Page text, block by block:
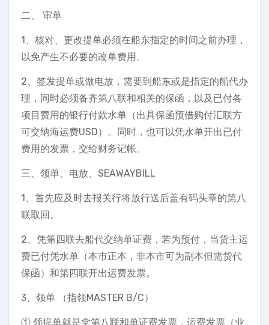
二、 审单
1、核对、更改提单必须在船东指定的时间之前办理，
以免产生不必要的改单费用。
2、签发提单或做电放，需要到船东或是指定的船代办
理，同时必须备齐第八联和相关的保函，以及已付各
项目费用的银行付款水单（出具保函预借购付汇联方
可交纳海运费USD）。同时，也可以凭水单开出已付
费用的发票，交给财务记帐。
三、领单、电放、SEAWAYBILL
1、首先应及时去报关行将放行送后盖有码头章的第八
联取回。
2、凭第四联去船代交纳单证费，若为预付，当货主运
费已付凭水单（本市正本，非本市可为副本但需货代
保函）和第四联开出运费发票。
3、领单 （指领MASTER B/C）
① 领提单就是拿第八联和单证费发票，运费发票（业